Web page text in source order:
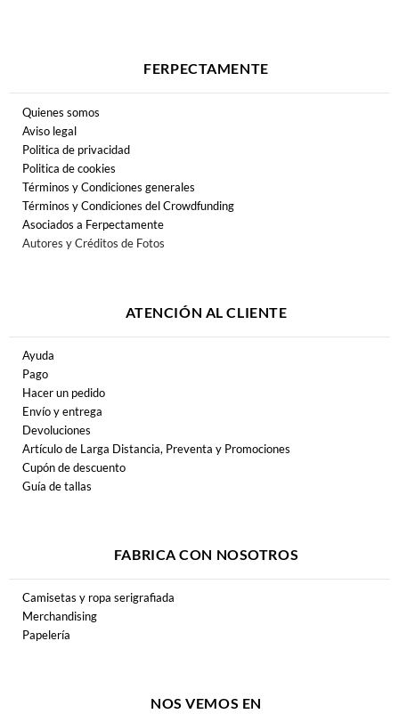
FERPECTAMENTE
Quienes somos
Aviso legal
Politica de privacidad
Politica de cookies
Términos y Condiciones generales
Términos y Condiciones del Crowdfunding
Asociados a Ferpectamente
Autores y Créditos de Fotos
ATENCIÓN AL CLIENTE
Ayuda
Pago
Hacer un pedido
Envío y entrega
Devoluciones
Artículo de Larga Distancia, Preventa y Promociones
Cupón de descuento
Guía de tallas
FABRICA CON NOSOTROS
Camisetas y ropa serigrafiada
Merchandising
Papelería
NOS VEMOS EN